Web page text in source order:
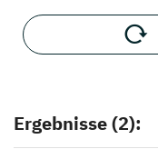
Ergebnisse (2):